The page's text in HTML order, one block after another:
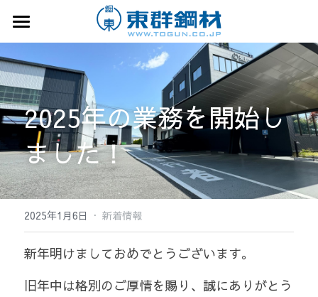
企業情報
企業情報トップ
企業概要
会社沿革
主要取引先
許認可・資格者
事業案内
事業案内トップ
鋼材販売部門
取扱商品・サービス
鋼材加工部門（一次加工）
鋼材加工部門（二次加工）
倉庫輸送部門
事業拠点
事業拠点トップ
本社・本社倉庫・本社加工工場
本社ヤード
玉村北工場
伊勢崎在庫センター
リクルート
リクルートトップ
数字から知る東群鋼材
リクルート特設サイト
サステナビリティ
広告・メディア
お問合せ
70周年特設
2025年の業務を開始し
ました！
2025年1月6日 · 新着情報
新年明けましておめでとうございます。
旧年中は格別のご厚情を賜り、誠にありがとう